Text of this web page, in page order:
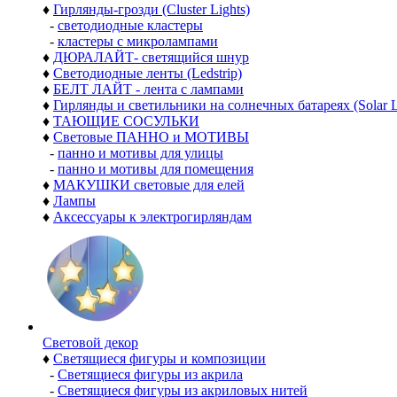
♦ Гирлянды-грозди (Cluster Lights)
- светодиодные кластеры
- кластеры с микролампами
♦ ДЮРАЛАЙТ- светящийся шнур
♦ Светодиодные ленты (Ledstrip)
♦ БЕЛТ ЛАЙТ - лента с лампами
♦ Гирлянды и светильники на солнечных батареях (Solar
♦ ТАЮЩИЕ СОСУЛЬКИ
♦ Световые ПАННО и МОТИВЫ
- панно и мотивы для улицы
- панно и мотивы для помещения
♦ МАКУШКИ световые для елей
♦ Лампы
♦ Аксессуары к электрогирляндам
Световой декор
♦ Светящиеся фигуры и композиции
- Светящиеся фигуры из акрила
- Светящиеся фигуры из акриловых нитей